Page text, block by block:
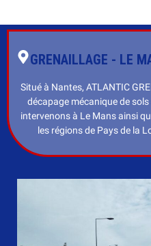
GRENAILLAGE - LE
Situé à Nantes, ATLANTIC
décapage mécanique de
intervenons à Le Mans ainsi
les régions de Pays de la